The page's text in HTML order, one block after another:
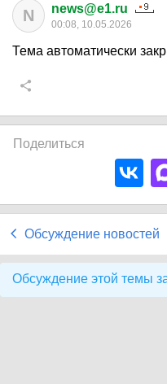
N news@e1.ru
00:08, 10.05.2026
Тема автоматически
Поделиться
Обсуждение новостей
Обсуждение этой темы